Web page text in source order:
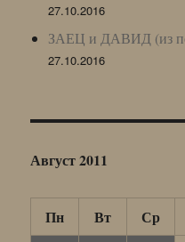
27.10.2016
ЗАЕЦ и ДАВИД (из
27.10.2016
Август 2011
Пн Вт Ср